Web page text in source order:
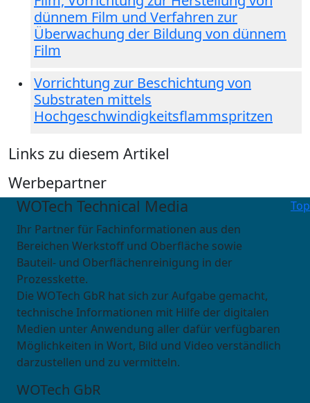
dünnem Film und Verfahren zur
Überwachung der Bildung von dünnem
Film
Vorrichtung zur Beschichtung von
Substraten mittels
Hochgeschwindigkeitsflammspritzen
Links zu diesem Artikel
Werbepartner
Top
WOTech Technical Media
Ihr Partner für Fachinformationen aus den
Bereichen Werkstoff und Oberfläche sowie
Bauteil- und Oberflächenreinigung in der
Prozesskette.
Die WOTech GbR hat sich zur Aufgabe gemacht,
technische Informationen mit Hilfe der digitalen
Medien unter Anwendung aller dafür verfügbaren
Möglichkeiten in Wort, Bild und Video verständlich
darzustellen und zu vermitteln.
WOTech GbR